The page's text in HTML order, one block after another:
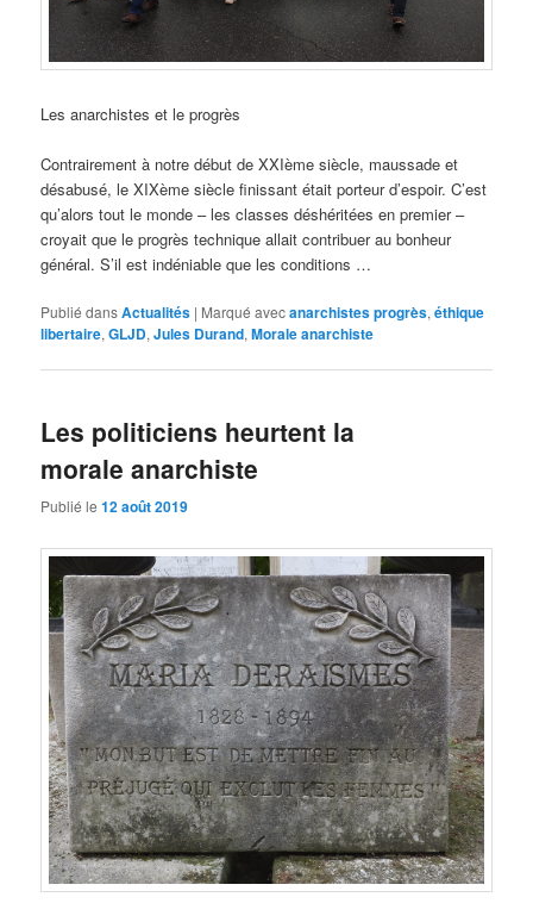
Les anarchistes et le progrès
Contrairement à notre début de XXIème siècle, maussade et
désabusé, le XIXème siècle finissant était porteur d’espoir. C’est
qu’alors tout le monde – les classes déshéritées en premier –
croyait que le progrès technique allait contribuer au bonheur
général. S’il est indéniable que les conditions …
Publié dansActualités | Marqué avecanarchistes progrès,éthique
libertaire,GLJD,Jules Durand,Morale anarchiste
Les politiciens heurtent la
morale anarchiste
Publié le12 août 2019